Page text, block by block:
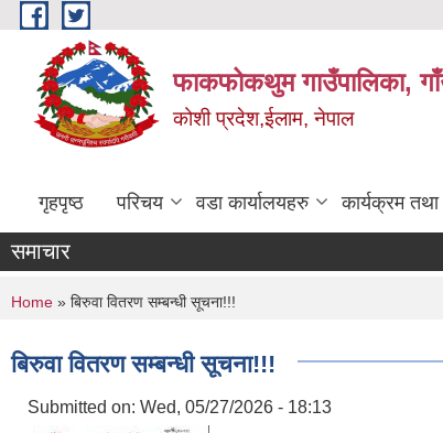
Skip to main content
फाकफोकथुम गाउँपालिका,
कोशी प्रदेश,ईलाम, नेपाल
गृहपृष्ठ परिचय वडा कार्यालयहरु कार्यक्रम तथा
समाचार
You are here
Home » बिरुवा वितरण सम्बन्धी सूचना!!!
बिरुवा वितरण सम्बन्धी सूचना!!!
Submitted on: Wed, 05/27/2026 - 18:13